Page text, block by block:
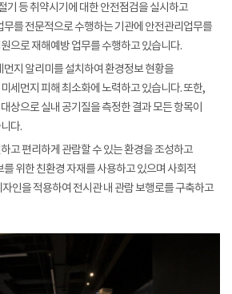
기 등 취약시기에 대한 안전점검을 실시하고
무를 전문적으로 수행하는 기관에 안전관리업무를
으로 재해예방 업무를 수행하고 있습니다.
지 알리미를 설치하여 환경정보 현황을
세먼지 피해 최소화에 노력하고 있습니다. 또한,
상으로 실내 공기질을 측정한 결과 모든 항목이
다.
고 편리하게 관람할 수 있는 환경을 조성하고
위한 친환경 자재를 사용하고 있으며 사회적
인을 적용하여 전시관 내 관람 보행로를 구축하고